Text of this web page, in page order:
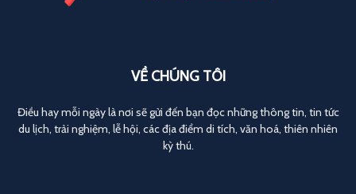
VỀ CHÚNG TÔI
Điều hay mỗi ngày là nơi sẽ gửi đến bạn đọc những thông tin, tin tức
du lịch, trải nghiệm, lễ hội, các địa điểm di tích, văn hoá, thiên nhiên
kỳ thú.